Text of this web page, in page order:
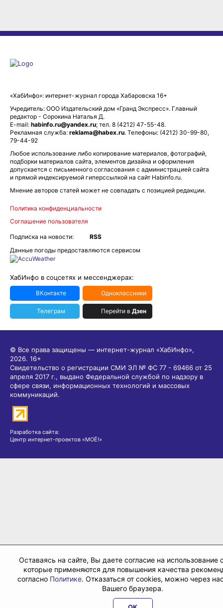
«ХабИнфо»: интернет-журнал города Хабаровска 16+
Учредитель: ООО Издательский дом «Гранд Экспресс». Главный
редактор - Сорокина Наталья Д.
E-mail: habinfo.ru@yandex.ru; тел. 8 (4212) 47-55-48.
Рекламная служба: reklama@habex.ru. Телефоны: (4212) 30-99-80,
79-44-92
Любое использование либо копирование материалов, фотографий,
подборки материалов сайта, элементов дизайна и оформления
допускается с письменного согласования с администрацией сайта
и прямой индексируемой гиперссылкой на сайт Habinfo.ru.
Мнение авторов статей может не совпадать с позицией редакции.
Политика конфиденциальности
Соглашение пользователя
Подписка на новости:
RSS
Данные погоды предоставляются сервисом
ХабИнфо в соцсетях и мессенджерах:
ВКонтакте Одноклассники
Телеграм Перейти в Дзен
© Все права защищены — интернет-журнал «ХабИнфо»,
2026. 16+
Свидетельство о регистрации СМИ ЭЛ № ФС 77 - 69466 от 25
апреля 2017 г., выдано Федеральной службой по надзору в
сфере связи, информационных технологий и массовых
коммуникаций.
Разработка сайта:
Центр интернет-проектов «МОЁ!»
Оставаясь на сайте, Вы даете согласие на использование
которые применяются для повышения качества
согласно Политике. Отказаться от cookies, можно через
Вашего браузера.